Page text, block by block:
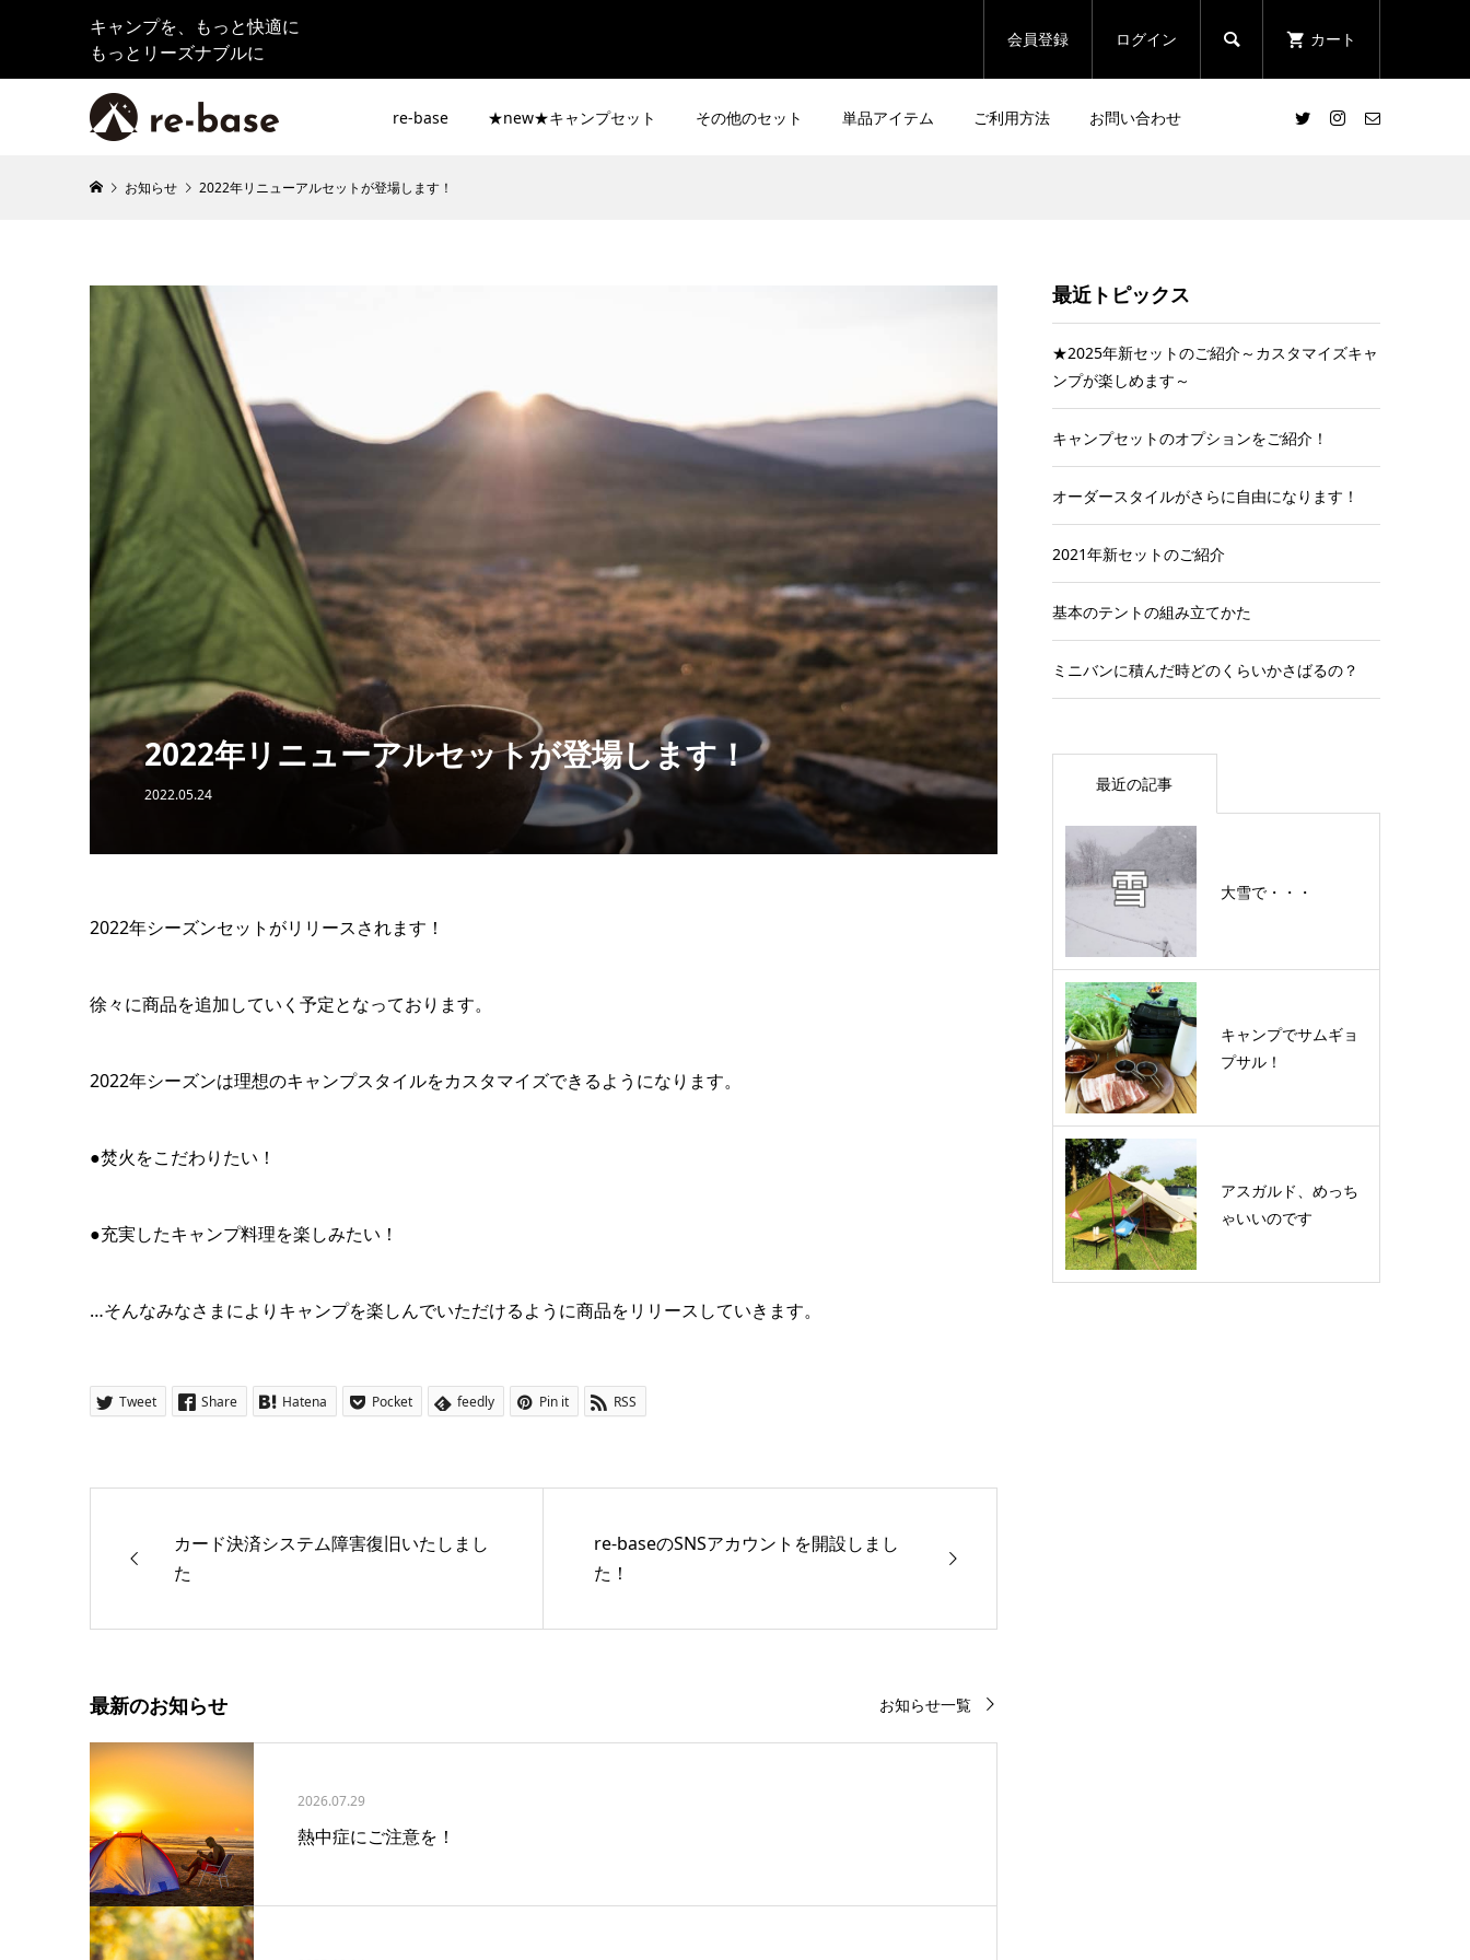
キャンプを、もっと快適に
もっとリーズナブルに
会員登録 ログイン  カート
re-base ★new★キャンプセット その他のセット 単品アイテム ご利用方法 お問い合わせ
お知らせ 2022年リニューアルセットが登場します！
2022年リニューアルセットが登場します！
2022.05.24
2022年シーズンセットがリリースされます！
徐々に商品を追加していく予定となっております。
2022年シーズンは理想のキャンプスタイルをカスタマイズできるようになります。
●焚火をこだわりたい！
●充実したキャンプ料理を楽しみたい！
…そんなみなさまによりキャンプを楽しんでいただけるように商品をリリースしていきます。
Tweet Share Hatena Pocket feedly Pin it RSS
カード決済システム障害復旧いたしまし
た
re-baseのSNSアカウントを開設しまし
た！
最新のお知らせ お知らせ一覧
2026.07.29
熱中症にご注意を！
最近トピックス
★2025年新セットのご紹介～カスタマイズキャ
ンプが楽しめます～
キャンプセットのオプションをご紹介！
オーダースタイルがさらに自由になります！
2021年新セットのご紹介
基本のテントの組み立てかた
ミニバンに積んだ時どのくらいかさばるの？
最近の記事
大雪で・・・
キャンプでサムギョ
プサル！
アスガルド、めっち
ゃいいのです